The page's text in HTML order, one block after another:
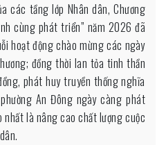
các tầng lớp Nhân dân, Chương
cùng phát triển” năm 2026 đã
hoạt động chào mừng các ngày
đồng thời lan tỏa tinh thần
phát huy truyền thống nghĩa
An Đông ngày càng phát
là nâng cao chất lượng cuộc